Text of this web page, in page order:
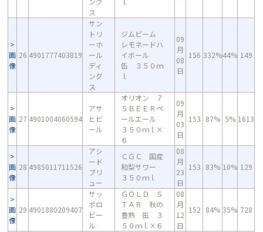
ス
画
像
26 4901777403819
サン
トリ
ーホ
ール
ディ
ング
ス
ジムビーム
レモネードハ
イボール
缶 ３５０ｍ
ｌ
09
月
08
日
156 332%44% 149
画
像
27 4901004060594
アサ
ヒビ
ール
オリオン ７
５ＢＥＥＲペ
ールエール
３５０ｍｌ×
６
09
月
03
日
153 87% 5% 1613
画
像
28 4985011711526
アシ
ード
ブリ
ュー
ＣＧＣ 国産
和梨サワー
３５０ｍｌ
08
月
23
日
153 83% 10% 129
画
像
29 4901880209407
サッ
ポロ
ビー
ル
ＧＯＬＤ Ｓ
ＴＡＲ 秋の
豊熟 缶 ３
５０ｍｌ×６
08
月
12
日
152 84% 35% 728